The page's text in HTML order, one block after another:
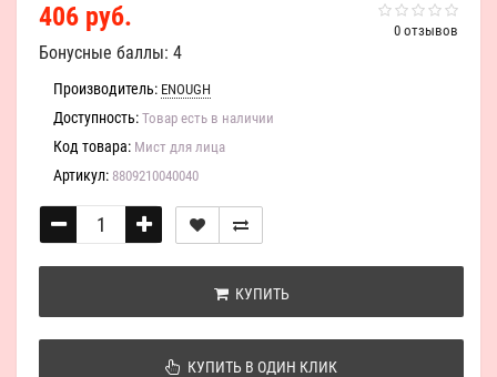
0 отзывов
406 руб.
Бонусные баллы: 4
Производитель: ENOUGH
Доступность: Товар есть в наличии
Код товара: Мист для лица
Артикул: 8809210040040
КУПИТЬ
КУПИТЬ В ОДИН КЛИК